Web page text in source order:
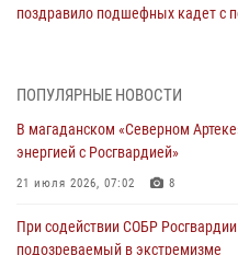
поздравило подшефных кадет с
При содействии СОБР
17 июля 2026, 04:06
«Каникулы с Росгвардией»
ПОПУЛЯРНЫЕ НОВОСТИ
В магаданском «Северном
энергией с Росгвардией»
21 июля 2026, 07:02 8
При содействии СОБР
подозреваемый в экстремизме